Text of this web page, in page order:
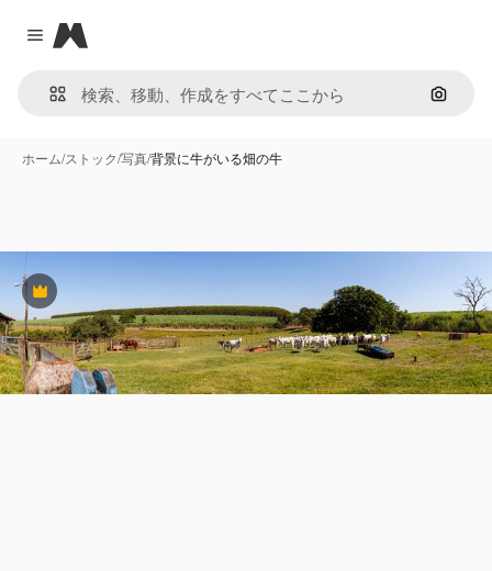
Close menu
Magnific
画像で
ホーム/ストック/写真/背景に牛がいる畑の牛
Premium